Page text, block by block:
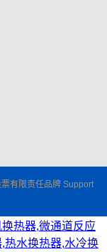
有限责任品牌 Support
热器,微通道反应
热水换热器,水冷换